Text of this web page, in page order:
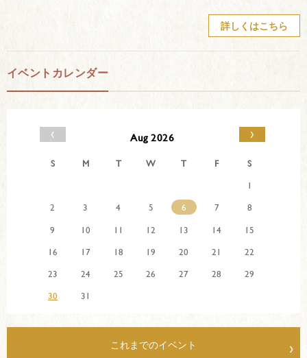
詳しくはこちら
イベントカレンダー
‹ Aug 2026 ›
S M T W T F
S
1
2
3 4 5 6 7
8
9
10 11 12 13 14
15
16
17 18 19 20 21
22
23
24 25 26 27 28
29
30
31
これまでのイベント ›